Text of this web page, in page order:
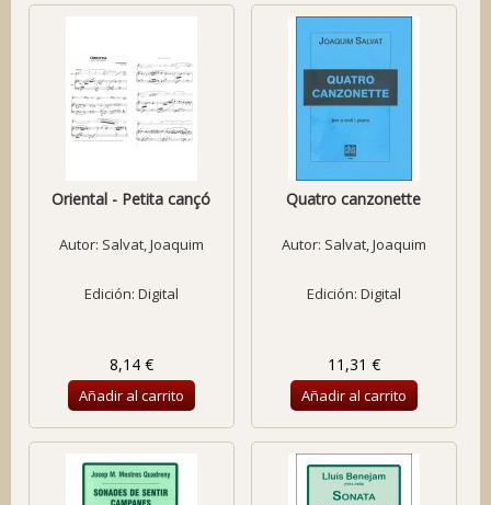
Oriental - Petita cançó
Autor: Salvat, Joaquim
Edición: Digital
8,14 €
Añadir al carrito
Quatro canzonette
Autor: Salvat, Joaquim
Edición: Digital
11,31 €
Añadir al carrito